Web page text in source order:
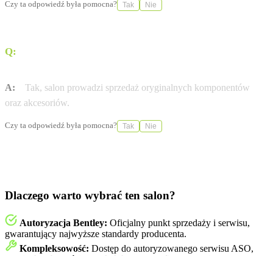
Czy ta odpowiedź była pomocna? Tak Nie
Q:
A:
Tak, salon prowadzi sprzedaż oryginalnych komponentów
oraz akcesoriów.
Czy ta odpowiedź była pomocna? Tak Nie
Dlaczego warto wybrać ten salon?
Autoryzacja Bentley: Oficjalny punkt sprzedaży i serwisu,
gwarantujący najwyższe standardy producenta.
Kompleksowość: Dostęp do autoryzowanego serwisu ASO,